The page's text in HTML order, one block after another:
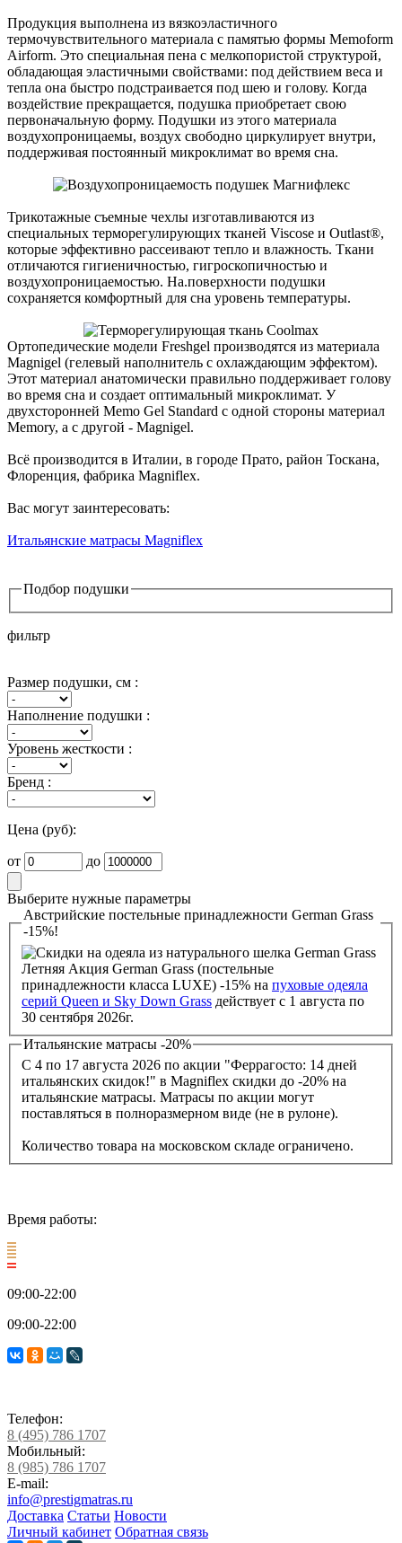
Продукция выполнена из вязкоэластичного
термочувствительного материала с памятью формы Memoform
Airform. Это специальная пена с мелкопористой структурой,
обладающая эластичными свойствами: под действием веса и
тепла она быстро подстраивается под шею и голову. Когда
воздействие прекращается, подушка приобретает свою
первоначальную форму. Подушки из этого материала
воздухопроницаемы, воздух свободно циркулирует внутри,
поддерживая постоянный микроклимат во время сна.
Трикотажные съемные чехлы изготавливаются из
специальных терморегулирующих тканей Viscose и Outlast®,
которые эффективно рассеивают тепло и влажность. Ткани
отличаются гигиеничностью, гигроскопичностью и
воздухопроницаемостью. На.поверхности подушки
сохраняется комфортный для сна уровень температуры.
Ортопедические модели Freshgel производятся из материала
Magnigel (гелевый наполнитель с охлаждающим эффектом).
Этот материал анатомически правильно поддерживает голову
во время сна и создает оптимальный микроклимат. У
двухсторонней Memo Gel Standard с одной стороны материал
Memory, а с другой - Magnigel.
Всё производится в Италии, в городе Прато, район Тоскана,
Флоренция, фабрика Magniflex.
Вас могут заинтересовать:
Итальянские матрасы Magniflex
Подбор подушки
фильтр
Размер подушки, см :
Наполнение подушки :
Уровень жесткости :
Бренд :
Цена (руб):
от до
Выберите нужные параметры
Австрийские постельные принадлежности German Grass
-15%!
Летняя Акция German Grass (постельные
принадлежности класса LUXE) -15% на пуховые одеяла
серий Queen и Sky Down Grass действует с 1 августа по
30 сентября 2026г.
Итальянские матрасы -20%
С 4 по 17 августа 2026 по акции "Феррагосто: 14 дней
итальянских скидок!" в Magniflex скидки до -20% на
итальянские матрасы. Матрасы по акции могут
поставляться в полноразмерном виде (не в рулоне).
Количество товара на московском складе ограничено.
Время работы:
09:00-22:00
09:00-22:00
Телефон:
8 (495) 786 1707
Мобильный:
8 (985) 786 1707
E-mail:
info@prestigmatras.ru
Доставка Статьи Новости
Личный кабинет Обратная связь